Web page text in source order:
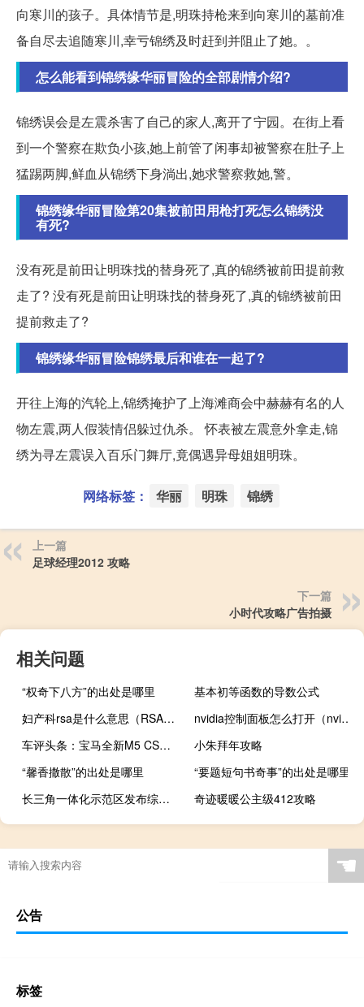
向寒川的孩子。具体情节是,明珠持枪来到向寒川的墓前准
备自尽去追随寒川,幸亏锦绣及时赶到并阻止了她。。
怎么能看到锦绣缘华丽冒险的全部剧情介绍?
锦绣误会是左震杀害了自己的家人,离开了宁园。在街上看
到一个警察在欺负小孩,她上前管了闲事却被警察在肚子上
猛踢两脚,鲜血从锦绣下身淌出,她求警察救她,警。
锦绣缘华丽冒险第20集被前田用枪打死怎么锦绣没
有死?
没有死是前田让明珠找的替身死了,真的锦绣被前田提前救
走了? 没有死是前田让明珠找的替身死了,真的锦绣被前田
提前救走了?
锦绣缘华丽冒险锦绣最后和谁在一起了?
开往上海的汽轮上,锦绣掩护了上海滩商会中赫赫有名的人
物左震,两人假装情侣躲过仇杀。 怀表被左震意外拿走,锦
绣为寻左震误入百乐门舞厅,竟偶遇异母姐姐明珠。
网络标签： 华丽 明珠 锦绣
上一篇
足球经理2012 攻略
下一篇
小时代攻略广告拍摄
相关问题
“权奇下八方”的出处是哪里
基本初等函数的导数公式
妇产科rsa是什么意思（RSA是什么意思）
nvidia控制面板怎么打开（nvidia控制面板是什么）
车评头条：宝马全新M5 CS将7月8日亮相 最快最猛的宝马车
小朱拜年攻略
“馨香撒散”的出处是哪里
“要题短句书奇事”的出处是哪里
长三角一体化示范区发布综合交通专项规划 至2035年绿色出行比例达80%以上
奇迹暖暖公主级412攻略
☚
公告
标签